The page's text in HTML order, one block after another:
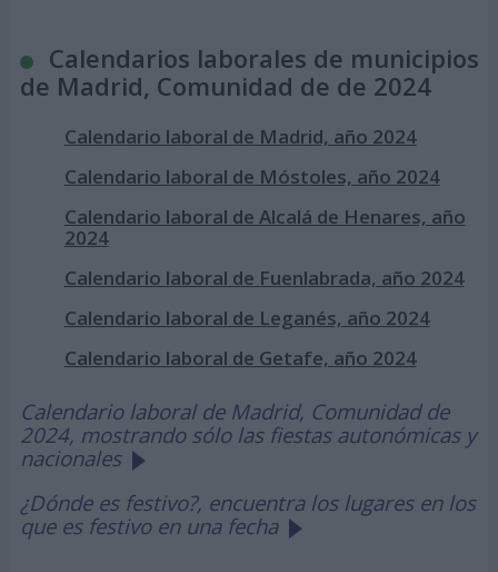
Calendarios laborales de municipios
de Madrid, Comunidad de de 2024
Calendario laboral de Madrid, año 2024
Calendario laboral de Móstoles, año 2024
Calendario laboral de Alcalá de Henares, año
2024
Calendario laboral de Fuenlabrada, año 2024
Calendario laboral de Leganés, año 2024
Calendario laboral de Getafe, año 2024
Calendario laboral de Madrid, Comunidad de
2024, mostrando sólo las fiestas autonómicas y
nacionales
¿Dónde es festivo?, encuentra los lugares en los
que es festivo en una fecha